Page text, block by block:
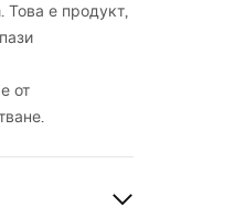
Това е продукт,
от